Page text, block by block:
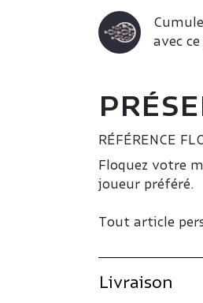
avec
RÉFÉRENCE
Floquez votre
joueur préféré.
Tout article
Livraison